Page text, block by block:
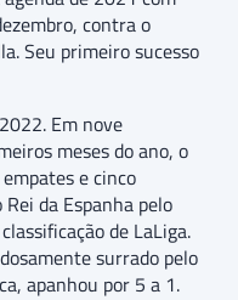
contra o
Seu primeiro sucesso
Em nove
meses do ano, o
e cinco
da Espanha pelo
de LaLiga.
surrado pelo
apanhou por 5 a 1.